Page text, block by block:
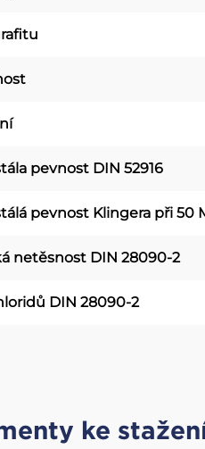
pevnost DIN 52916
pevnost Klingera při 50
netěsnost DIN 28090-2
DIN 28090-2
ke